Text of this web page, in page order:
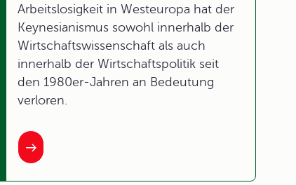
Arbeitslosigkeit in Westeuropa hat der
Keynesianismus sowohl innerhalb der
Wirtschaftswissenschaft als auch
innerhalb der Wirtschaftspolitik seit
den 1980er-Jahren an Bedeutung
verloren.